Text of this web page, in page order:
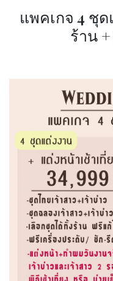
แพคเกจ 4 ชุ
ร้าน